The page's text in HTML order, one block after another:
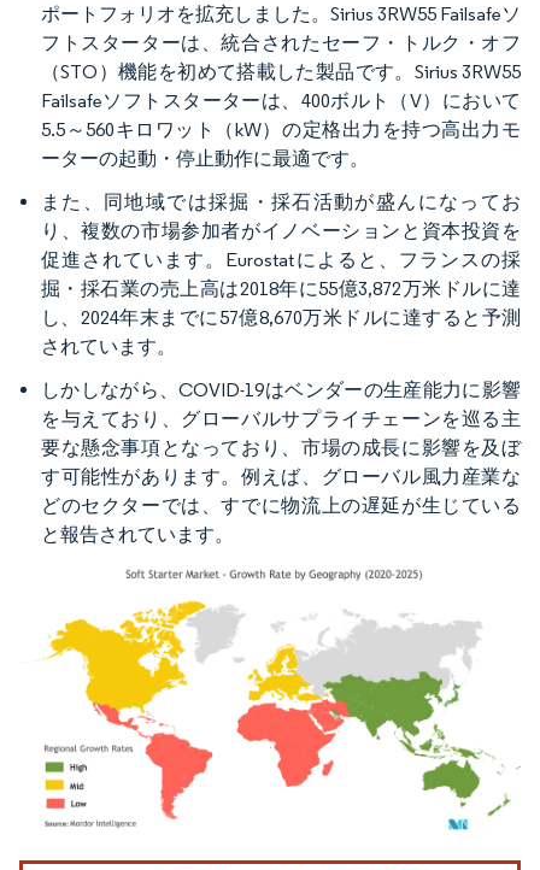
ポートフォリオを拡充しました。Sirius 3RW55 Failsafeソ
フトスターターは、統合されたセーフ・トルク・オフ
（STO）機能を初めて搭載した製品です。Sirius 3RW55
Failsafeソフトスターターは、400ボルト（V）において
5.5～560キロワット（kW）の定格出力を持つ高出力モ
ーターの起動・停止動作に最適です。
また、同地域では採掘・採石活動が盛んになってお
り、複数の市場参加者がイノベーションと資本投資を
促進されています。Eurostatによると、フランスの採
掘・採石業の売上高は2018年に55億3,872万米ドルに達
し、2024年末までに57億8,670万米ドルに達すると予測
されています。​
しかしながら、COVID-19はベンダーの生産能力に影響
を与えており、グローバルサプライチェーンを巡る主
要な懸念事項となっており、市場の成長に影響を及ぼ
す可能性があります。例えば、グローバル風力産業な
どのセクターでは、すでに物流上の遅延が生じている
と報告されています。
画像 © Mordor Intelligence。再利用にはCC BY 4.0の表示が必要です。